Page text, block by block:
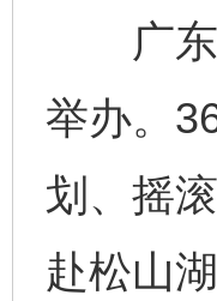
广东
举办。
划、摇
赴松山